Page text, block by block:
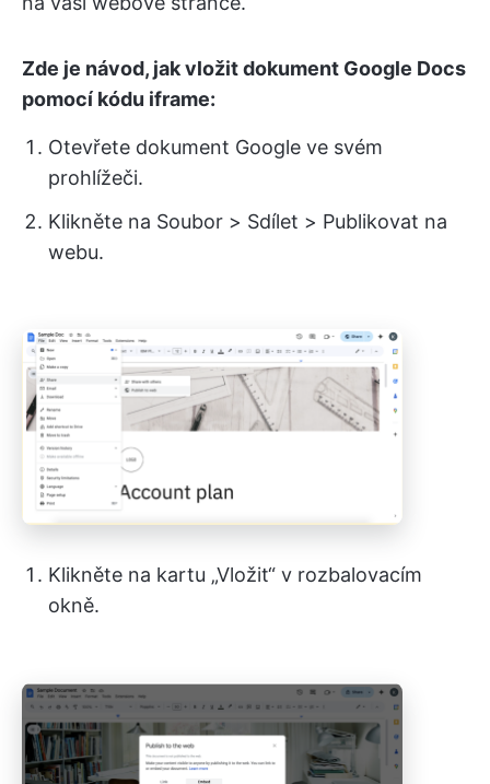
Zde je návod, jak vložit dokument Google Docs
pomocí kódu iframe:
Otevřete dokument Google ve svém
prohlížeči.
Klikněte na Soubor > Sdílet > Publikovat na
webu.
Klikněte na kartu „Vložit“ v rozbalovacím
okně.